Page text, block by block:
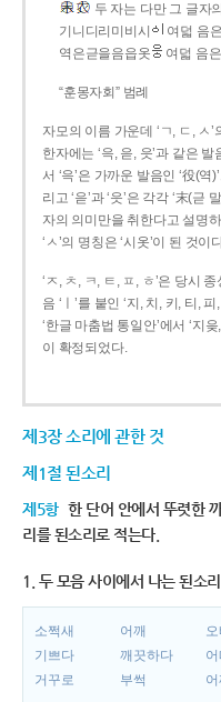
두 자는 다만 그 글자
기니디리미비시
여덟 음
역은귿을음읍옷
여덟 음
“훈몽자회” 범례
자모의 이름 가운데 ‘ㄱ, ㄷ, ㅅ
한자에는 ‘윽, 읃, 읏’과 같은
서 ‘윽’은 가까운 발음인 ‘役(역
리고 ‘읃’과 ‘읏’은 각각 ‘末(귿
자의 의미만을 취한다고 설명하
‘ㅅ’의 명칭은 ‘시옷’이 된 것이
‘ㅈ, ㅊ, ㅋ, ㅌ, ㅍ, ㅎ’은 당시
음 ‘ㅣ’를 붙인 ‘지, 치, 키, 티,
‘한글 마춤법 통일안’에서 ‘지
이 확정되었다.
제3장 소리에 관한 것
제1절 된소리
제5항 한 단어 안에서 뚜렷한
리를 된소리로 적는다.
1. 두 모음 사이에서 나는 된소리
소쩍새 어깨
기쁘다
깨끗하다
거꾸로
부썩 어